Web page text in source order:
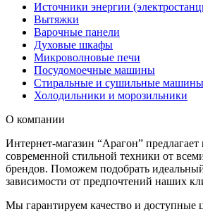
Источники энергии
Вытяжки
Варочные панели
Духовые шкафы
Микроволновые печи
Посудомоечные машины
Стиральные и сушильные машины
Холодильники и морозильники
О компании
Интернет-магазин “Арагон”
современной стильной техники от
брендов. Поможем подобрать
зависимости от предпочтений наших
Мы гарантируем качество и доступные